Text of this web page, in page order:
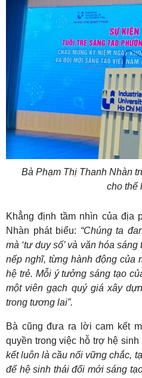
Bà Phạm Thị Thanh Nhàn
cho thế
Khẳng định tầm nhìn của địa
Nhàn phát biểu: “Chúng ta
mà ‘tư duy số’ và văn hóa
nếp nghĩ, từng hành động của
hệ trẻ. Mỗi ý tưởng sáng tạo
một viên gạch quý giá xây
trong tương lai”.
Bà cũng đưa ra lời cam kết
quyền trong việc hỗ trợ hệ sinh
kết luôn là cầu nối vững chắc,
để hệ sinh thái đổi mới sáng